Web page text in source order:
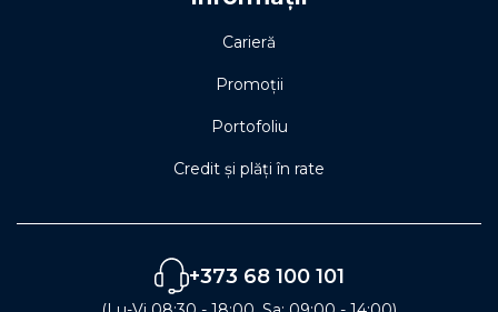
Carieră
Promoții
Portofoliu
Credit și plăți în rate
+373 68 100 101